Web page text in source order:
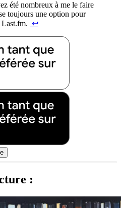
été nombreux à me le faire
toujours une option pour
Last.fm. ↩︎
: